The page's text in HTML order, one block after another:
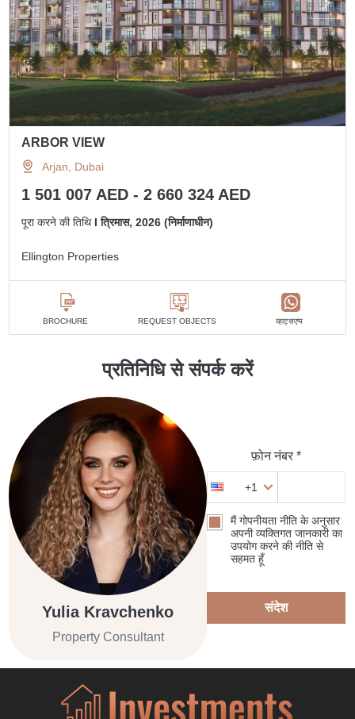
ARBOR VIEW
Arjan, Dubai
1 501 007 AED - 2 660 324 AED
पूरा करने की तिथि I त्रिमास, 2026 (निर्माणाधीन)
Ellington Properties
BROCHURE REQUEST OBJECTS व्हाट्सएप्प
प्रतिनिधि से संपर्क करें
Yulia Kravchenko
Property Consultant
फ़ोन नंबर *
+1
मैं गोपनीयता नीति के अनुसार
अपनी व्यक्तिगत जानकारी का
उपयोग करने की नीति से
सहमत हूँ
संदेश